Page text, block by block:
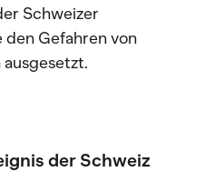
Schweizer
Gefahren von
der Schweiz